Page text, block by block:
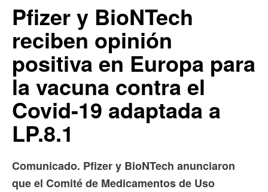
Pfizer y BioNTech
reciben opinión
positiva en Europa para
la vacuna contra el
Covid-19 adaptada a
LP.8.1
Comunicado. Pfizer y BioNTech anunciaron
que el Comité de Medicamentos de Uso